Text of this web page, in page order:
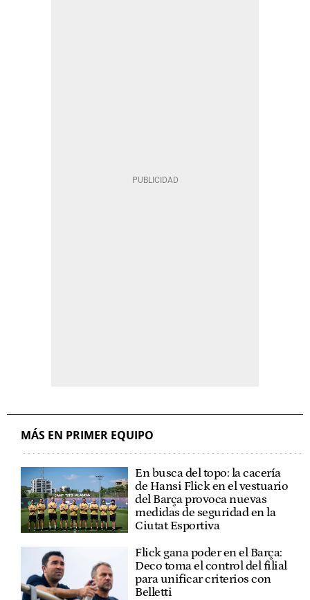
MÁS EN PRIMER EQUIPO
En busca del topo: la cacería
de Hansi Flick en el vestuario
del Barça provoca nuevas
medidas de seguridad en la
Ciutat Esportiva
Flick gana poder en el Barça:
Deco toma el control del filial
para unificar criterios con
Belletti